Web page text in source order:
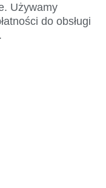
Używamy
do obsługi